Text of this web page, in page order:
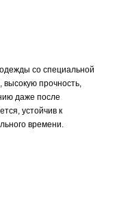
со специальной
прочность,
даже после
устойчив к
времени.